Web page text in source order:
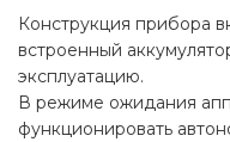
Конструкция прибора
встроенный
эксплуатацию.
В режиме ожидания
функционировать